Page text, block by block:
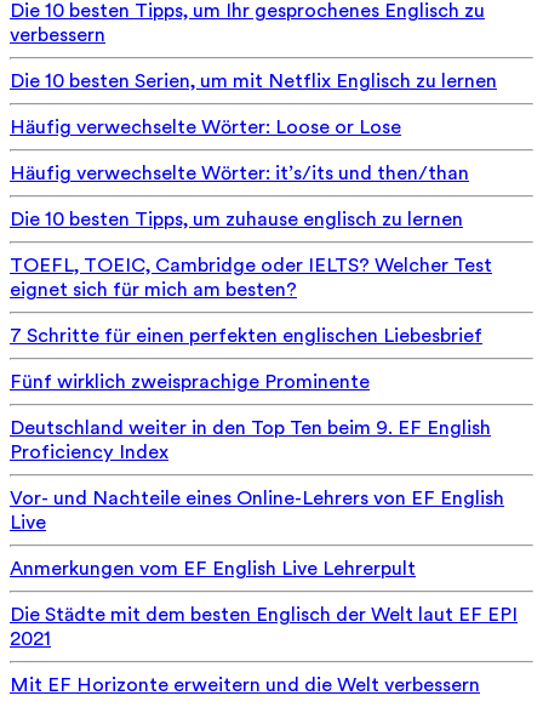
Die 10 besten Tipps, um Ihr gesprochenes Englisch zu
verbessern
Die 10 besten Serien, um mit Netflix Englisch zu lernen
Häufig verwechselte Wörter: Loose or Lose
Häufig verwechselte Wörter: it’s/its und then/than
Die 10 besten Tipps, um zuhause englisch zu lernen
TOEFL, TOEIC, Cambridge oder IELTS? Welcher Test
eignet sich für mich am besten?
7 Schritte für einen perfekten englischen Liebesbrief
Fünf wirklich zweisprachige Prominente
Deutschland weiter in den Top Ten beim 9. EF English
Proficiency Index
Vor- und Nachteile eines Online-Lehrers von EF English
Live
Anmerkungen vom EF English Live Lehrerpult
Die Städte mit dem besten Englisch der Welt laut EF EPI
2021
Mit EF Horizonte erweitern und die Welt verbessern